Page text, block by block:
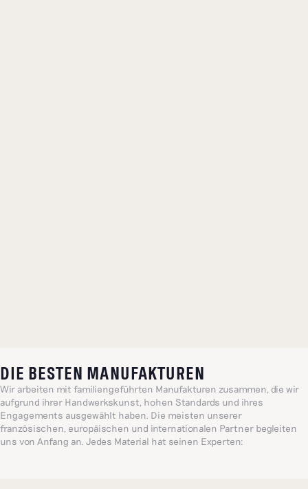
DIE BESTEN MANUFAKTUREN
Wir arbeiten mit familiengeführten Manufakturen zusammen, die wir
aufgrund ihrer Handwerkskunst, hohen Standards und ihres
Engagements ausgewählt haben. Die meisten unserer
französischen, europäischen und internationalen Partner begleiten
uns von Anfang an. Jedes Material hat seinen Experten: